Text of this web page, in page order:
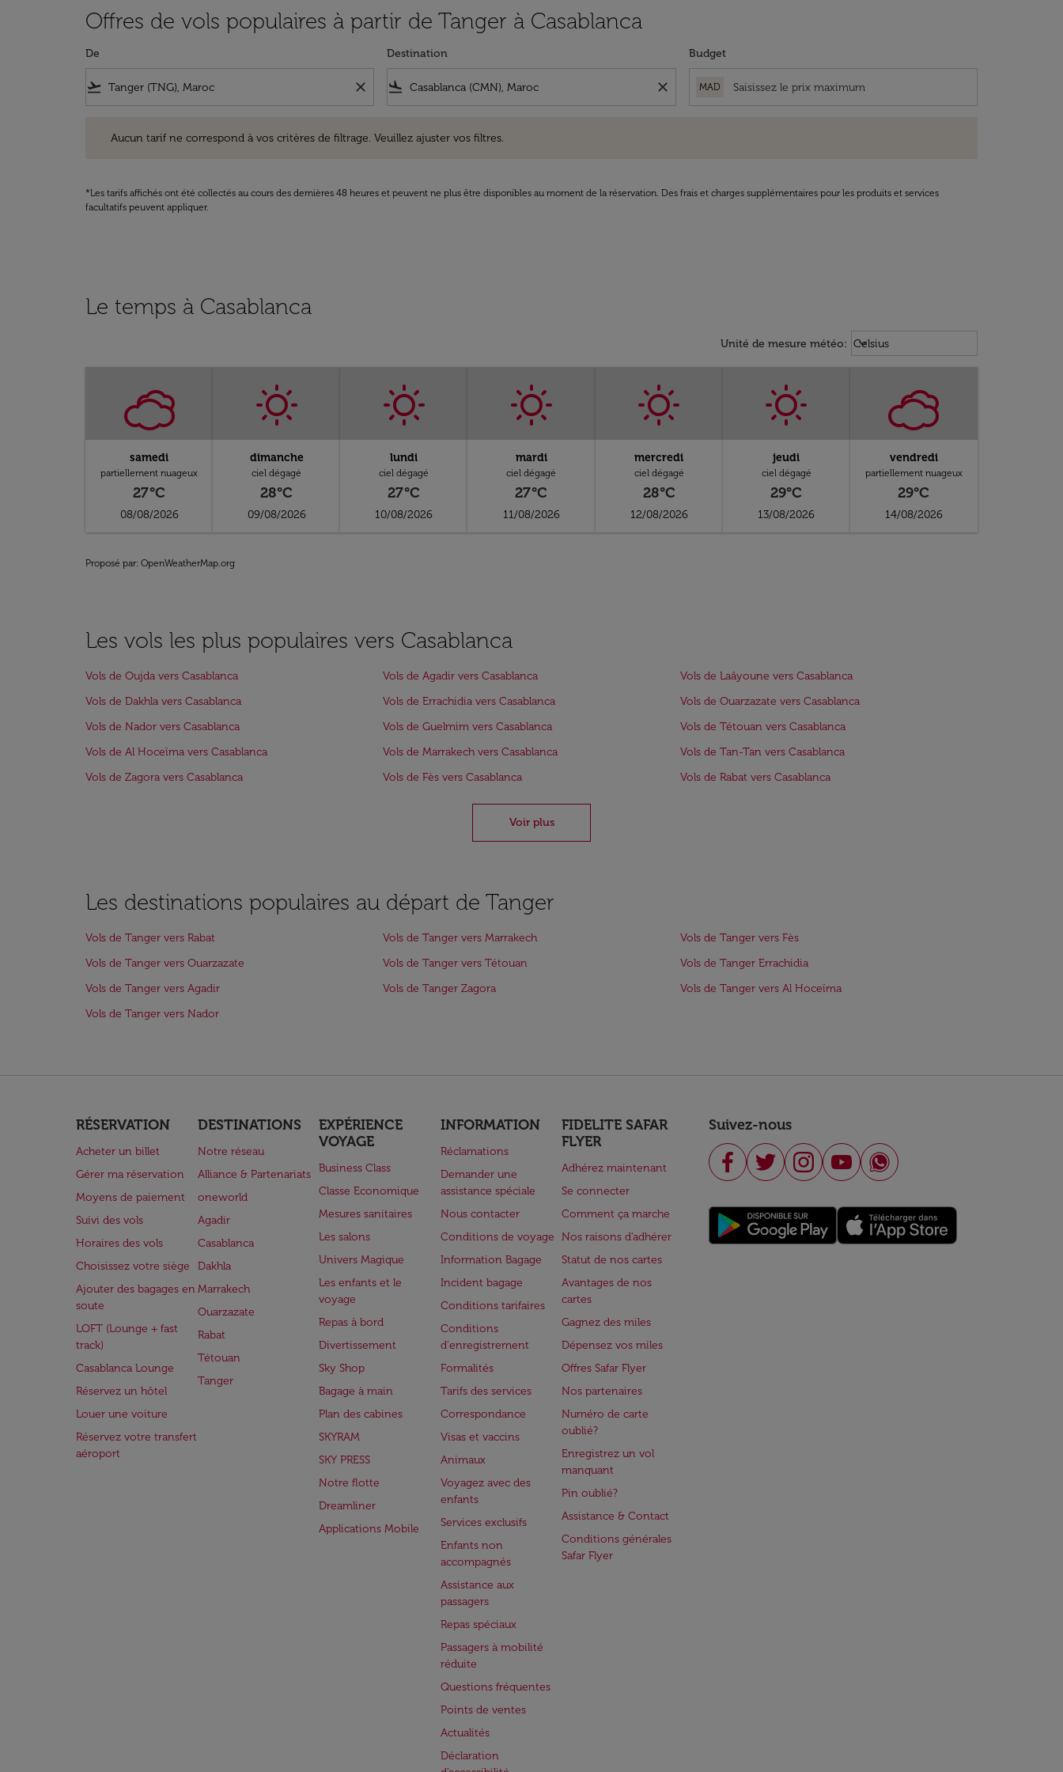
Offres de vols populaires à partir de Tanger à Casablanca
De
flight_takeoff close
Destination
flight_land close
Budget
MAD
Aucun tarif ne correspond à vos critères de filtrage. Veuillez ajuster vos filtres.
*Les tarifs affichés ont été collectés au cours des dernières 48 heures et peuvent ne plus être disponibles au moment de la réservation. Des frais et charges supplémentaires pour les produits et services
facultatifs peuvent appliquer.
Le temps à Casablanca
Unité de mesure météo: Weather unit option Celsius
Celsius
keyboard_arrow_down
samedi
partiellement nuageux
27°C
08/08/2026
dimanche
ciel dégagé
28°C
09/08/2026
lundi
ciel dégagé
27°C
10/08/2026
mardi
ciel dégagé
27°C
11/08/2026
mercredi
ciel dégagé
28°C
12/08/2026
jeudi
ciel dégagé
29°C
13/08/2026
vendredi
partiellement nuageux
29°C
14/08/2026
Proposé par: OpenWeatherMap.org
Les vols les plus populaires vers Casablanca
Vols de Oujda vers Casablanca Vols de Agadir vers Casablanca
Vols de Laâyoune vers Casablanca
Vols de Dakhla vers Casablanca
Vols de Errachidia vers Casablanca
Vols de Ouarzazate vers Casablanca
Vols de Nador vers Casablanca
Vols de Guelmim vers Casablanca
Vols de Tétouan vers Casablanca
Vols de Al Hoceïma vers Casablanca
Vols de Marrakech vers Casablanca
Vols de Tan-Tan vers Casablanca
Vols de Zagora vers Casablanca
Vols de Fès vers Casablanca Vols de Rabat vers Casablanca
Voir plus
Les destinations populaires au départ de Tanger
Vols de Tanger vers Rabat Vols de Tanger vers Marrakech
Vols de Tanger vers Fès
Vols de Tanger vers Ouarzazate
Vols de Tanger vers Tétouan
Vols de Tanger Errachidia
Vols de Tanger vers Agadir
Vols de Tanger Zagora
Vols de Tanger vers Al Hoceïma
Vols de Tanger vers Nador
RÉSERVATION
Acheter un billet
Gérer ma réservation
Moyens de paiement
Suivi des vols
Horaires des vols
Choisissez votre siège
Ajouter des bagages en
soute
LOFT (Lounge + fast
track)
Casablanca Lounge
Réservez un hôtel
Louer une voiture
Réservez votre transfert
aéroport
DESTINATIONS
Notre réseau
Alliance & Partenariats
oneworld
Agadir
Casablanca
Dakhla
Marrakech
Ouarzazate
Rabat
Tétouan
Tanger
EXPÉRIENCE
VOYAGE
Business Class
Classe Economique
Mesures sanitaires
Les salons
Univers Magique
Les enfants et le
voyage
Repas à bord
Divertissement
Sky Shop
Bagage à main
Plan des cabines
SKYRAM
SKY PRESS
Notre flotte
Dreamliner
Applications Mobile
INFORMATION
Réclamations
Demander une
assistance spéciale
Nous contacter
Conditions de voyage
Information Bagage
Incident bagage
Conditions tarifaires
Conditions
d'enregistrement
Formalités
Tarifs des services
Correspondance
Visas et vaccins
Animaux
Voyagez avec des
enfants
Services exclusifs
Enfants non
accompagnés
Assistance aux
passagers
Repas spéciaux
Passagers à mobilité
réduite
Questions fréquentes
Points de ventes
Actualités
Déclaration
FIDELITE SAFAR
FLYER
Adhérez maintenant
Se connecter
Comment ça marche
Nos raisons d'adhérer
Statut de nos cartes
Avantages de nos
cartes
Gagnez des miles
Dépensez vos miles
Offres Safar Flyer
Nos partenaires
Numéro de carte
oublié?
Enregistrez un vol
manquant
Pin oublié?
Assistance & Contact
Conditions générales
Safar Flyer
Suivez-nous